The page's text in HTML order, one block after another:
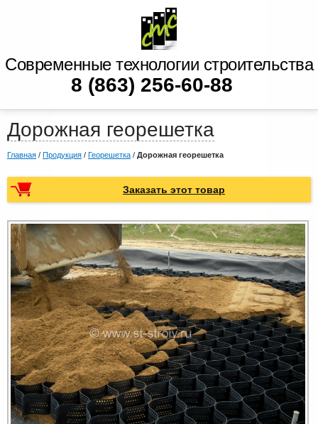
Современные технологии строительства
8 (863) 256-60-88
Дорожная георешетка
Главная / Продукция / Георешетка / Дорожная георешетка
Заказать этот товар